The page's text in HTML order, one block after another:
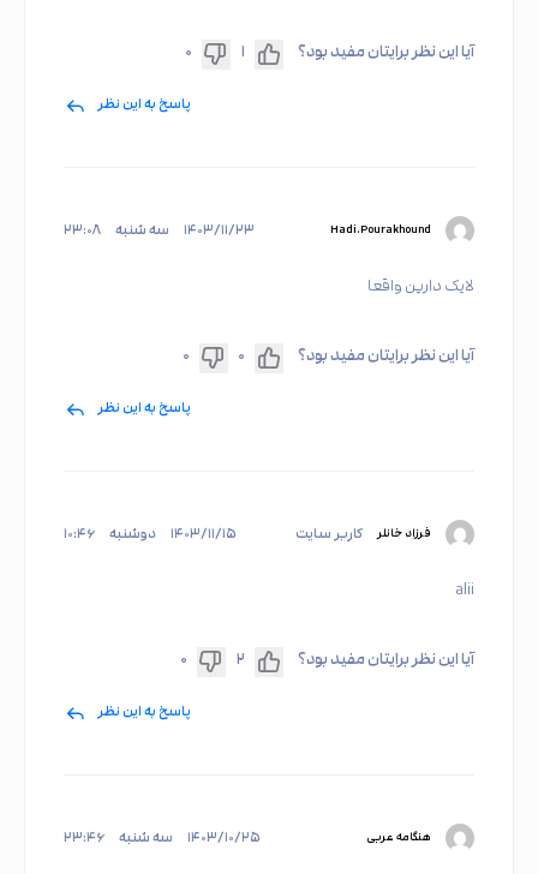
آیا این نظر برایتان مفید بود؟ ۱ ۰
پاسخ به این نظر
Hadi.Pourakhound ۱۴۰۳/۱۱/۲۳ سه شنبه ۲۳:۰۸
لایک دارین واقعا
آیا این نظر برایتان مفید بود؟ ۰ ۰
پاسخ به این نظر
فرزاد خانلر کاربر سایت ۱۴۰۳/۱۱/۱۵ دوشنبه ۱۰:۴۶
alii
آیا این نظر برایتان مفید بود؟ ۲ ۰
پاسخ به این نظر
هنگامه عربی ۱۴۰۳/۱۰/۲۵ سه شنبه ۲۳:۴۶